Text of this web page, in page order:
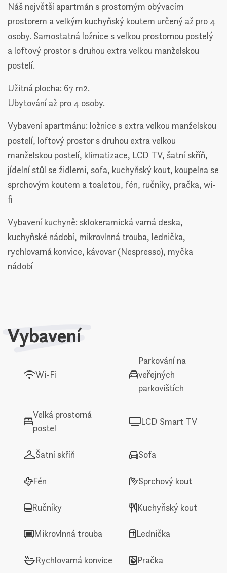
Náš největší apartmán s prostorným obývacím
prostorem a velkým kuchyňský koutem určený až pro 4
osoby. Samostatná ložnice s velkou prostornou postelý
a loftový prostor s druhou extra velkou manželskou
postelí.
Užitná plocha: 67 m2.
Ubytování až pro 4 osoby.
Vybavení apartmánu: ložnice s extra velkou manželskou
postelí, loftový prostor s druhou extra velkou
manželskou postelí, klimatizace, LCD TV, šatní skříň,
jídelní stůl se židlemi, sofa, kuchyňský kout, koupelna se
sprchovým koutem a toaletou, fén, ručníky, pračka, wi-
fi
Vybavení kuchyně: sklokeramická varná deska,
kuchyňské nádobí, mikrovlnná trouba, lednička,
rychlovarná konvice, kávovar (Nespresso), myčka
nádobí
Vybavení
Wi-Fi
Parkování na
veřejných
parkovištích
Velká prostorná
postel
LCD Smart TV
Šatní skříň Sofa
Fén Sprchový kout
Ručníky Kuchyňský kout
Mikrovlnná trouba Lednička
Rychlovarná konvice Pračka